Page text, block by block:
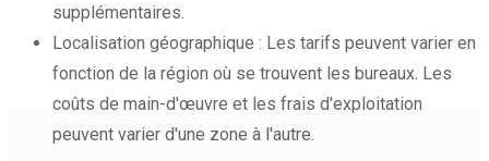
supplémentaires.
Localisation géographique : Les tarifs peuvent varier en
fonction de la région où se trouvent les bureaux. Les
coûts de main-d'œuvre et les frais d'exploitation
peuvent varier d'une zone à l'autre.